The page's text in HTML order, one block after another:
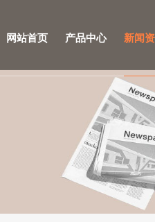
网站首页 产品中心 新闻